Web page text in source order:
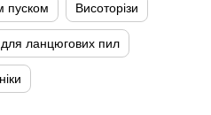
пуском Висоторізи
ланцюгових пил